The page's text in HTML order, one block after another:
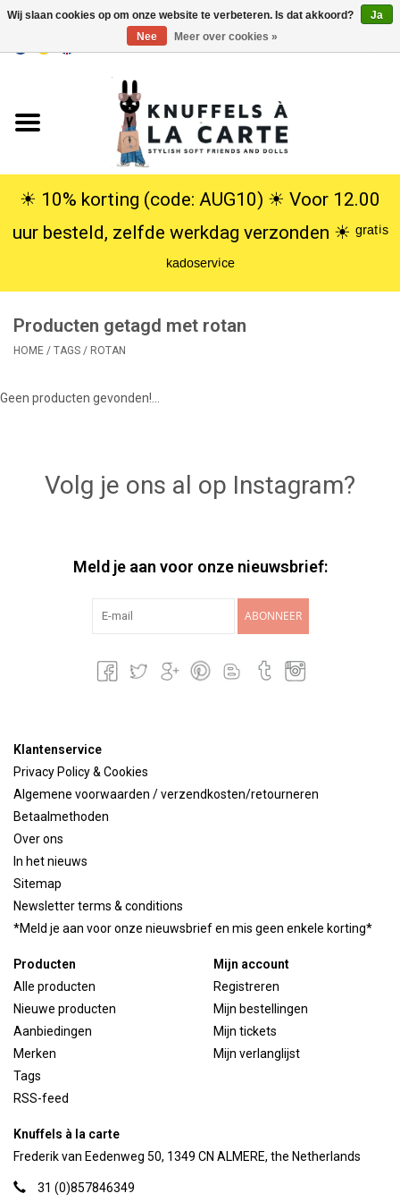
USD
Knuffels
Poppen
SALE
Merken
☀︎ 10% korting (code: AUG10) ☀︎ Voor 12.00
uur besteld, zelfde werkdag verzonden ☀︎ ᵍʳᵃᵗⁱˢ
ᵏᵃᵈᵒˢᵉʳᵛⁱᶜᵉ
Producten getagd met rotan
HOME / TAGS / ROTAN
Geen producten gevonden!...
Volg je ons al op Instagram?
Meld je aan voor onze nieuwsbrief:
ABONNEER
Klantenservice
Privacy Policy & Cookies
Algemene voorwaarden / verzendkosten/retourneren
Betaalmethoden
Over ons
In het nieuws
Sitemap
Newsletter terms & conditions
*Meld je aan voor onze nieuwsbrief en mis geen enkele korting*
Producten
Alle producten
Nieuwe producten
Aanbiedingen
Merken
Tags
RSS-feed
Mijn account
Registreren
Mijn bestellingen
Mijn tickets
Mijn verlanglijst
Knuffels à la carte
Frederik van Eedenweg 50, 1349 CN ALMERE, the Netherlands
31 (0)857846349
Wij slaan cookies op om onze website te verbeteren. Is dat akkoord?
Ja
Nee
Meer over cookies »